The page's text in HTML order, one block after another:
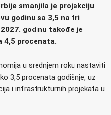
smanjila je projekciju
godinu sa 3,5 na tri
godinu takođe je
4,5 procenata.
u srednjem roku nastaviti
3,5 procenata godišnje, uz
i infrastrukturnih projekata u